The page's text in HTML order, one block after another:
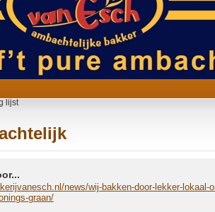
lijst
news/wij-bakken-door-lekker-lokaal-
graan/